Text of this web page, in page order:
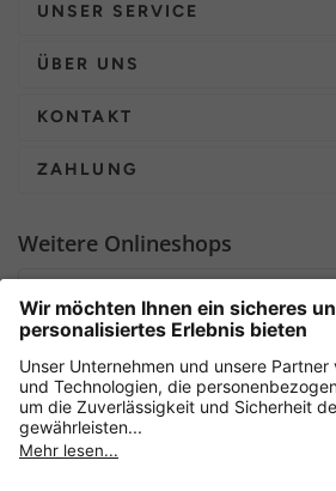
UNSER SERVICE
ÜBER UNS
KONTAKT
ZAHLUNG
Weitere Onlineshops
Sicher einkaufen mit